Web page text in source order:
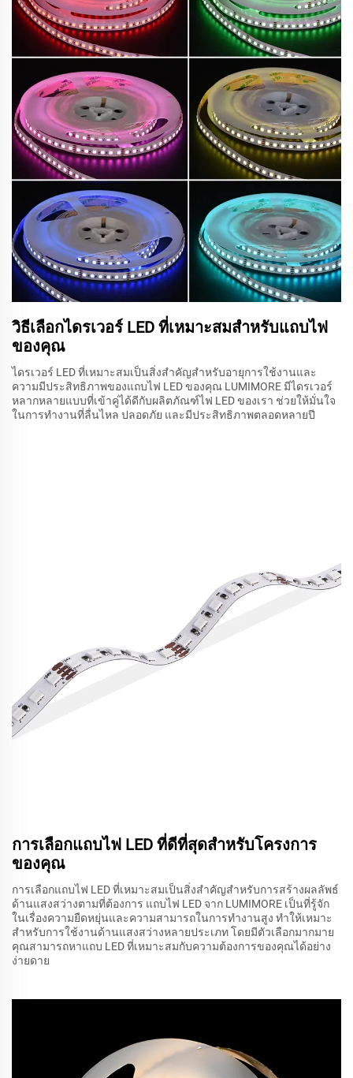
วิธีเลือกไดรเวอร์ LED ที่เหมาะสมสำหรับแถบไฟ
ของคุณ
ไดรเวอร์ LED ที่เหมาะสมเป็นสิ่งสำคัญสำหรับอายุการใช้งานและ
ความมีประสิทธิภาพของแถบไฟ LED ของคุณ LUMIMORE มีไดรเวอร์
หลากหลายแบบที่เข้าคู่ได้ดีกับผลิตภัณฑ์ไฟ LED ของเรา ช่วยให้มั่นใจ
ในการทำงานที่ลื่นไหล ปลอดภัย และมีประสิทธิภาพตลอดหลายปี
การเลือกแถบไฟ LED ที่ดีที่สุดสำหรับโครงการ
ของคุณ
การเลือกแถบไฟ LED ที่เหมาะสมเป็นสิ่งสำคัญสำหรับการสร้างผลลัพธ์
ด้านแสงสว่างตามที่ต้องการ แถบไฟ LED จาก LUMIMORE เป็นที่รู้จัก
ในเรื่องความยืดหยุ่นและความสามารถในการทำงานสูง ทำให้เหมาะ
สำหรับการใช้งานด้านแสงสว่างหลายประเภท โดยมีตัวเลือกมากมาย
คุณสามารถหาแถบ LED ที่เหมาะสมกับความต้องการของคุณได้อย่าง
ง่ายดาย